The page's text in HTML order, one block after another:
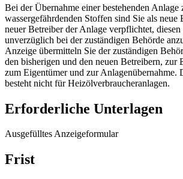
Bei der Übernahme einer bestehenden
wassergefährdenden Stoffen sind Sie als neue
neuer Betreiber der Anlage verpflichtet,
unverzüglich bei der zuständigen Behörde
Anzeige übermitteln Sie der zuständigen
den bisherigen und den neuen Betreibern, zur
zum Eigentümer und zur Anlagenübernahme.
besteht nicht für Heizölverbraucheranlagen.
Erforderliche Unterlagen
Ausgefülltes Anzeigeformular
Frist